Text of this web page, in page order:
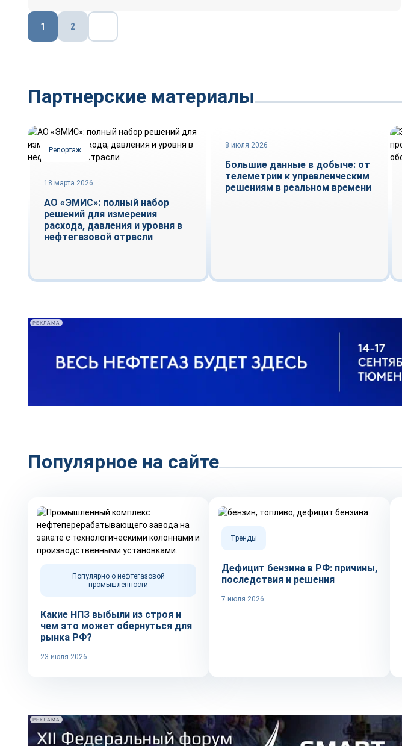
Пагинация
записей
1 2
Партнерские материалы
Репортаж
18 марта 2026
АО «ЭМИС»: полный набор
решений для измерения
расхода, давления и уровня в
нефтегазовой отрасли
Технологии
8 июля 2026
Большие данные в добыче: от
телеметрии к управленческим
решениям в реальном времени
РЕКЛАМА
Популярное на сайте
Популярно о нефтегазовой
промышленности
Какие НПЗ выбыли из строя и
чем это может обернуться для
рынка РФ?
23 июля 2026
Тренды
Дефицит бензина в РФ: причины,
последствия и решения
7 июля 2026
РЕКЛАМА